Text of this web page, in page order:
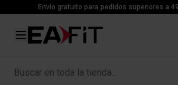
Ir al contenidoEnvío gratuito para pedidos superiores a
Buscar en toda la tienda...